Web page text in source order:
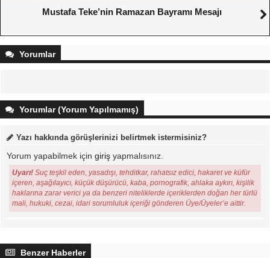
Mustafa Teke’nin Ramazan Bayramı Mesajı
Yorumlar
Yorumlar (Yorum Yapılmamış)
Yazı hakkında görüşlerinizi belirtmek istermisiniz?
Yorum yapabilmek için giriş yapmalısınız.
Uyarı! Suç teşkil eden, yasadışı, tehditkar, rahatsız edici, hakaret ve küfür
içeren, aşağılayıcı, küçük düşürücü, kaba, pornografik, ahlaka aykırı, kişilik
haklarına zarar verici ya da benzeri niteliklerde içeriklerden doğan her türlü
mali, hukuki, cezai, idari sorumluluk içeriği gönderen Üye/Üyeler’e aittir.
Benzer Haberler